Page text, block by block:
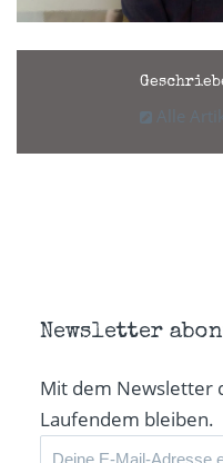
Alle
Newsletter
Mit dem Newsletter
Laufendem bleiben.